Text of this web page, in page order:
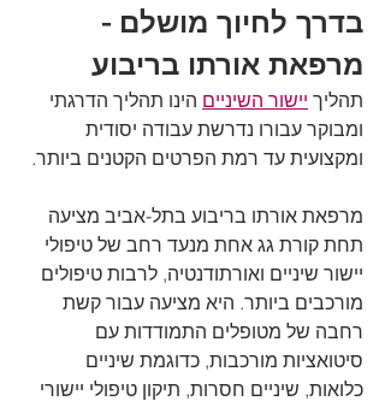
בדרך לחיוך מושלם -
מרפאת אורתו בריבוע
תהליך יישור השיניים הינו תהליך הדרגתי
ומבוקר עבורו נדרשת עבודה יסודית
ומקצועית עד רמת הפרטים הקטנים ביותר.
מרפאת אורתו בריבוע בתל-אביב מציעה
תחת קורת גג אחת מנעד רחב של טיפולי
יישור שיניים ואורתודנטיה, לרבות טיפולים
מורכבים ביותר. היא מציעה עבור קשת
רחבה של מטופלים התמודדות עם
סיטואציות מורכבות, כדוגמת שיניים
כלואות, שיניים חסרות, תיקון טיפולי יישורי